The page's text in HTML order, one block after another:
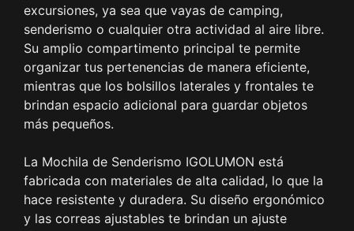
excursiones, ya sea que vayas de camping,
senderismo o cualquier otra actividad al aire libre.
Su amplio compartimento principal te permite
organizar tus pertenencias de manera eficiente,
mientras que los bolsillos laterales y frontales te
brindan espacio adicional para guardar objetos
más pequeños.
La Mochila de Senderismo IGOLUMON está
fabricada con materiales de alta calidad, lo que la
hace resistente y duradera. Su diseño ergonómico
y las correas ajustables te brindan un ajuste